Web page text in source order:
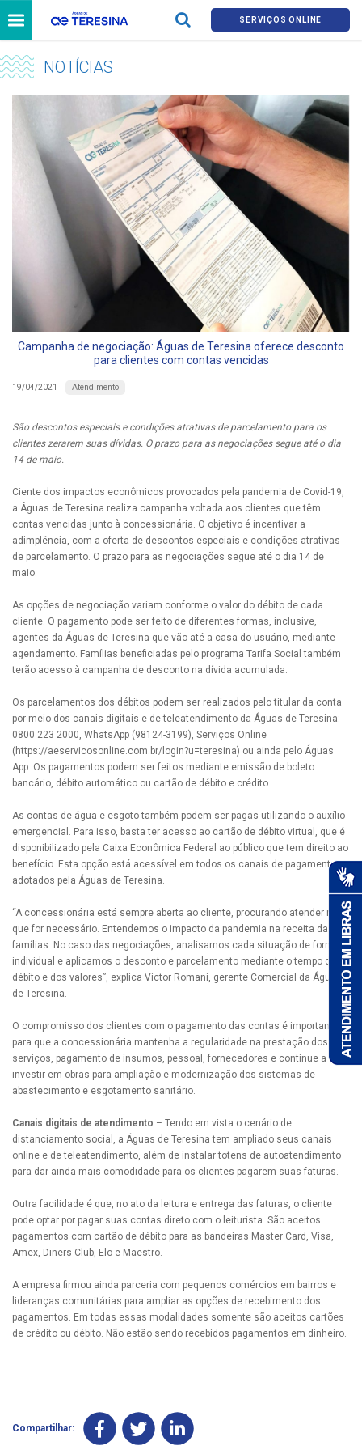
SERVIÇOS ONLINE
NOTÍCIAS
Campanha de negociação: Águas de Teresina oferece desconto
para clientes com contas vencidas
19/04/2021 Atendimento
São descontos especiais e condições atrativas de parcelamento para os
clientes zerarem suas dívidas. O prazo para as negociações segue até o dia
14 de maio.
Ciente dos impactos econômicos provocados pela pandemia de Covid-19,
a Águas de Teresina realiza campanha voltada aos clientes que têm
contas vencidas junto à concessionária. O objetivo é incentivar a
adimplência, com a oferta de descontos especiais e condições atrativas
de parcelamento. O prazo para as negociações segue até o dia 14 de
maio.
As opções de negociação variam conforme o valor do débito de cada
cliente. O pagamento pode ser feito de diferentes formas, inclusive,
agentes da Águas de Teresina que vão até a casa do usuário, mediante
agendamento. Famílias beneficiadas pelo programa Tarifa Social também
terão acesso à campanha de desconto na dívida acumulada.
Os parcelamentos dos débitos podem ser realizados pelo titular da conta
por meio dos canais digitais e de teleatendimento da Águas de Teresina:
0800 223 2000, WhatsApp (98124-3199), Serviços Online
(https://aeservicosonline.com.br/login?u=teresina) ou ainda pelo Águas
App. Os pagamentos podem ser feitos mediante emissão de boleto
bancário, débito automático ou cartão de débito e crédito.
As contas de água e esgoto também podem ser pagas utilizando o auxílio
emergencial. Para isso, basta ter acesso ao cartão de débito virtual, que é
disponibilizado pela Caixa Econômica Federal ao público que tem direito ao
benefício. Esta opção está acessível em todos os canais de pagamento
adotados pela Águas de Teresina.
“A concessionária está sempre aberta ao cliente, procurando atender no
que for necessário. Entendemos o impacto da pandemia na receita das
famílias. No caso das negociações, analisamos cada situação de forma
individual e aplicamos o desconto e parcelamento mediante o tempo do
débito e dos valores”, explica Victor Romani, gerente Comercial da Águas
de Teresina.
O compromisso dos clientes com o pagamento das contas é importante
para que a concessionária mantenha a regularidade na prestação dos
serviços, pagamento de insumos, pessoal, fornecedores e continue a
investir em obras para ampliação e modernização dos sistemas de
abastecimento e esgotamento sanitário.
Canais digitais de atendimento – Tendo em vista o cenário de
distanciamento social, a Águas de Teresina tem ampliado seus canais
online e de teleatendimento, além de instalar totens de autoatendimento
para dar ainda mais comodidade para os clientes pagarem suas faturas.
Outra facilidade é que, no ato da leitura e entrega das faturas, o cliente
pode optar por pagar suas contas direto com o leiturista. São aceitos
pagamentos com cartão de débito para as bandeiras Master Card, Visa,
Amex, Diners Club, Elo e Maestro.
A empresa firmou ainda parceria com pequenos comércios em bairros e
lideranças comunitárias para ampliar as opções de recebimento dos
pagamentos. Em todas essas modalidades somente são aceitos cartões
de crédito ou débito. Não estão sendo recebidos pagamentos em dinheiro.
Compartilhar: